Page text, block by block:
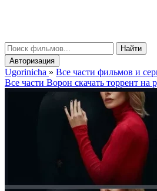
Найти
Авторизация
Ugorinicha » Все части фильмов и
Все части Ворон скачать торрент на